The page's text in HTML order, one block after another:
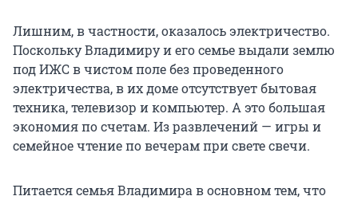
Лишним, в частности, оказалось электричество.
Поскольку Владимиру и его семье выдали землю
под ИЖС в чистом поле без проведенного
электричества, в их доме отсутствует бытовая
техника, телевизор и компьютер. А это большая
экономия по счетам. Из развлечений — игры и
семейное чтение по вечерам при свете свечи.
Питается семья Владимира в основном тем, что